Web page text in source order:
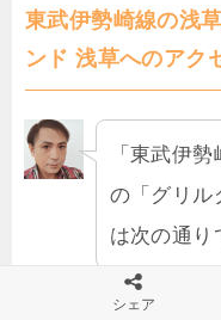
東武伊勢崎線の浅
ンド 浅草へのアク
「東武伊
の「グリル
は次の通り
シェア